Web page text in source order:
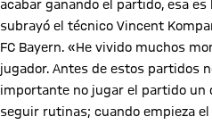
acabar ganando el partido, esa
subrayó el técnico Vincent
FC Bayern. «He vivido muchos
jugador. Antes de estos partidos
importante no jugar el partido un
seguir rutinas; cuando empieza